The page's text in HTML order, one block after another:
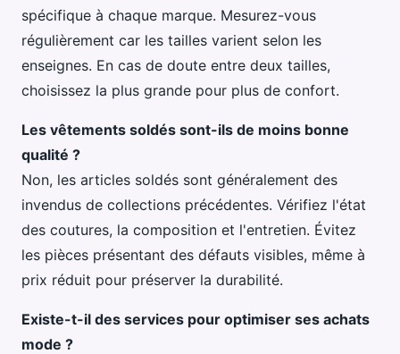
spécifique à chaque marque. Mesurez-vous
régulièrement car les tailles varient selon les
enseignes. En cas de doute entre deux tailles,
choisissez la plus grande pour plus de confort.
Les vêtements soldés sont-ils de moins bonne
qualité ?
Non, les articles soldés sont généralement des
invendus de collections précédentes. Vérifiez l'état
des coutures, la composition et l'entretien. Évitez
les pièces présentant des défauts visibles, même à
prix réduit pour préserver la durabilité.
Existe-t-il des services pour optimiser ses achats
mode ?